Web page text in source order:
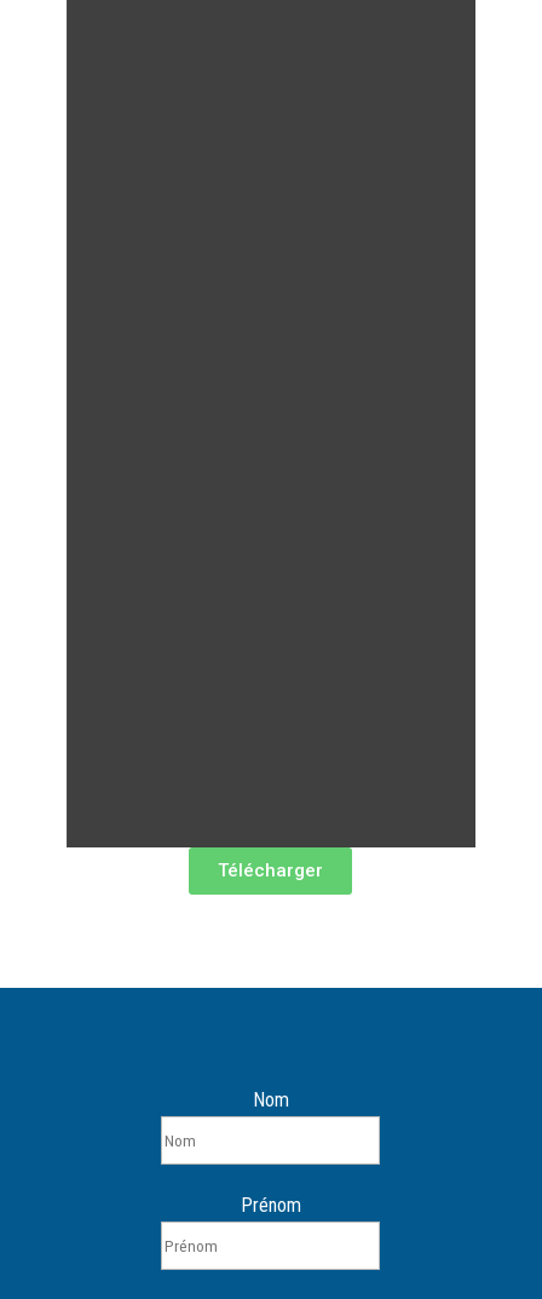
Télécharger
Nom
Prénom